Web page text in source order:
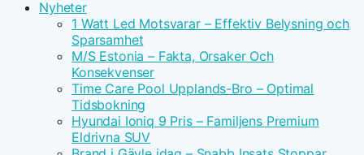
Nyheter
1 Watt Led Motsvarar – Effektiv Belysning och
Sparsamhet
M/S Estonia – Fakta, Orsaker Och
Konsekvenser
Time Care Pool Upplands-Bro – Optimal
Tidsbokning
Hyundai Ioniq 9 Pris – Familjens Premium
Eldrivna SUV